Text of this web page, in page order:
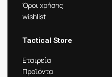
Όροι χρήσης
wishlist
Tactical Store
Εταιρεία
Προϊόντα